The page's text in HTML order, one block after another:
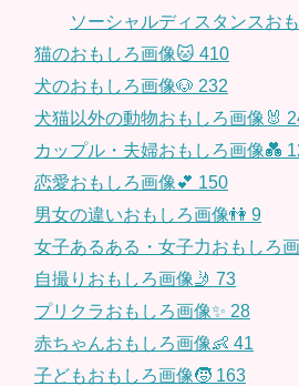
ソーシャルディスタンスお
猫のおもしろ画像🐱 410
犬のおもしろ画像🐶 232
犬猫以外の動物おもしろ画像🐰
カップル・夫婦おもしろ画像💑
恋愛おもしろ画像💕 150
男女の違いおもしろ画像👫 9
女子あるある・女子力おもしろ
自撮りおもしろ画像🤳 73
プリクラおもしろ画像✨ 28
赤ちゃんおもしろ画像👶 41
子どもおもしろ画像🧒 163